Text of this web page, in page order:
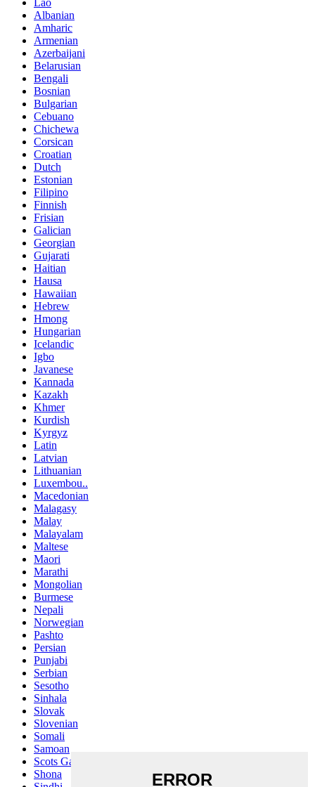
Lao
Albanian
Amharic
Armenian
Azerbaijani
Belarusian
Bengali
Bosnian
Bulgarian
Cebuano
Chichewa
Corsican
Croatian
Dutch
Estonian
Filipino
Finnish
Frisian
Galician
Georgian
Gujarati
Haitian
Hausa
Hawaiian
Hebrew
Hmong
Hungarian
Icelandic
Igbo
Javanese
Kannada
Kazakh
Khmer
Kurdish
Kyrgyz
Latin
Latvian
Lithuanian
Luxembou..
Macedonian
Malagasy
Malay
Malayalam
Maltese
Maori
Marathi
Mongolian
Burmese
Nepali
Norwegian
Pashto
Persian
Punjabi
Serbian
Sesotho
Sinhala
Slovak
Slovenian
Somali
Samoan
Scots Gaelic
Shona